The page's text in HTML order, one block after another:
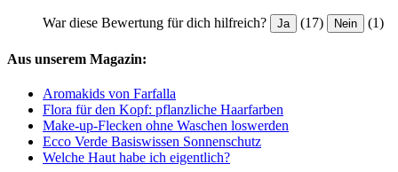
War diese Bewertung für dich hilfreich? Ja (17) Nein (1)
Aus unserem Magazin:
Aromakids von Farfalla
Flora für den Kopf: pflanzliche Haarfarben
Make-up-Flecken ohne Waschen loswerden
Ecco Verde Basiswissen Sonnenschutz
Welche Haut habe ich eigentlich?